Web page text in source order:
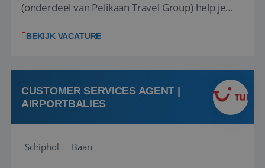
(onderdeel van Pelikaan Travel Group) help je
vinden. Samen maken we van elke reis een
hebt in de reisbranche of j...
BEKIJK VACATURE
CUSTOMER SERVICES AGENT |
AIRPORTBALIES
Schiphol Baan